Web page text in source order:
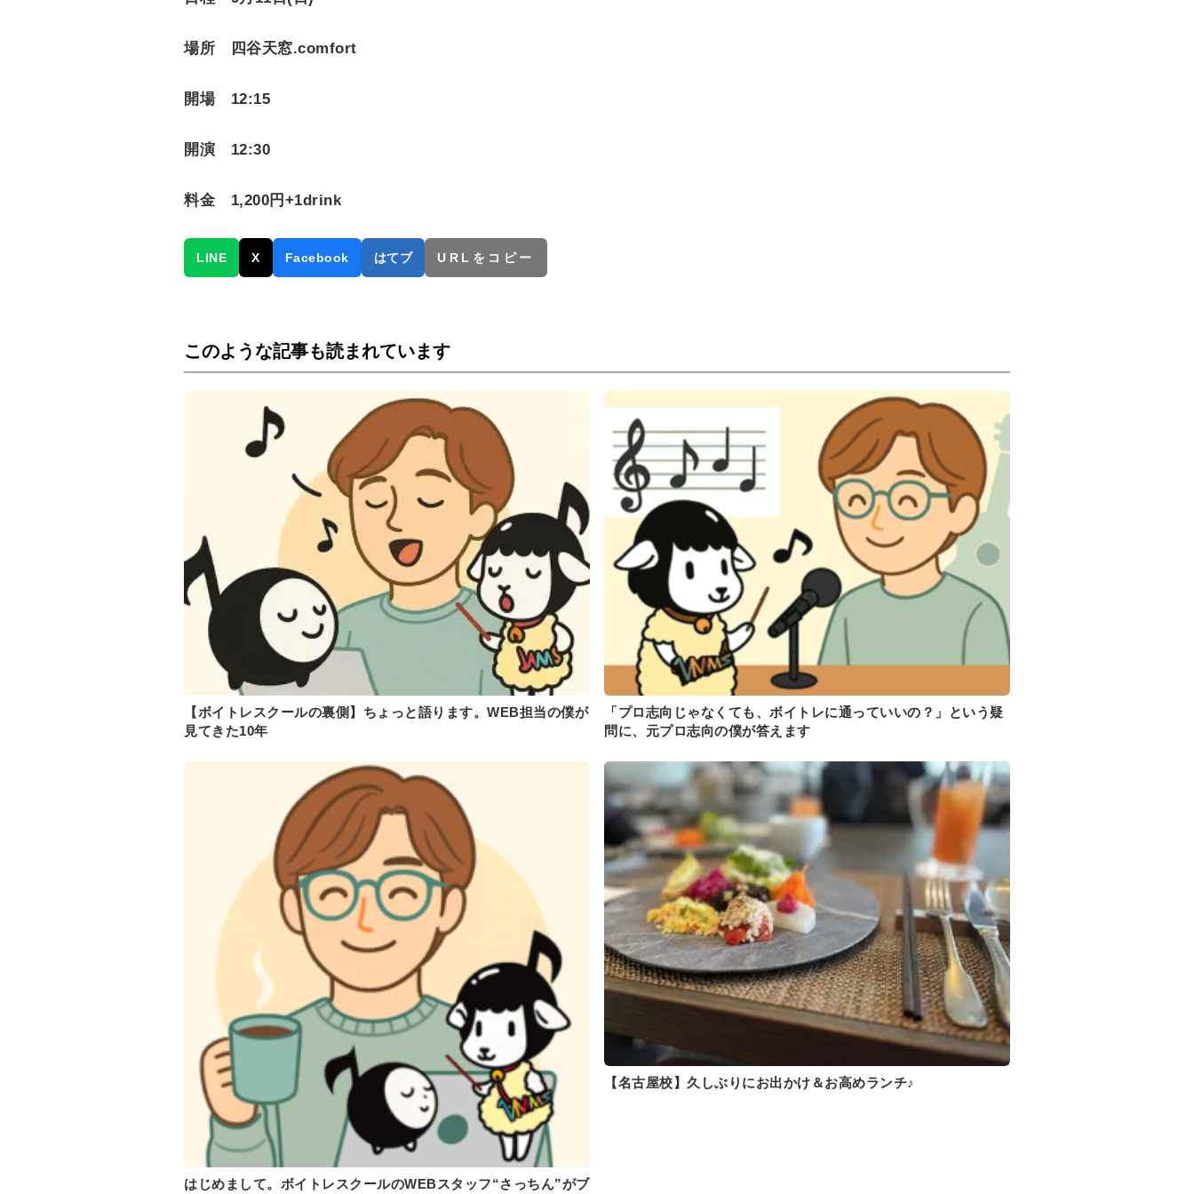
場所 四谷天窓.comfort
開場 12:15
開演 12:30
料金 1,200円+1drink
LINE X Facebook はてブ URLをコピー
このような記事も読まれています
【ボイトレスクールの裏側】ちょっと語ります。WEB担当の僕が
見てきた10年
「プロ志向じゃなくても、ボイトレに通っていいの？」という疑
問に、元プロ志向の僕が答えます
はじめまして。ボイトレスクールのWEBスタッフ“さっちん”がブ
【名古屋校】久しぶりにお出かけ＆お高めランチ♪